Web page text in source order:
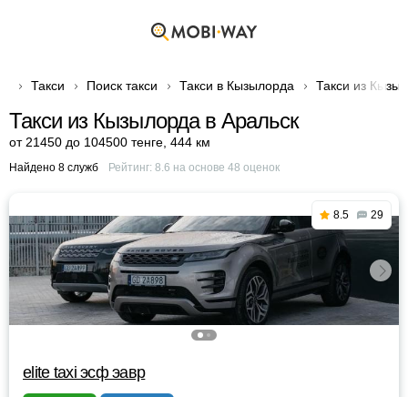
Такси Поиск такси Такси в Кызылорда Такси из
Такси из Кызылорда в Аральск
от 21450 до 104500 тенге 444 км
Найдено 8 служб Рейтинг: 8.6 на основе 48 оценок
8.5 29
elite taxi эсф эавр